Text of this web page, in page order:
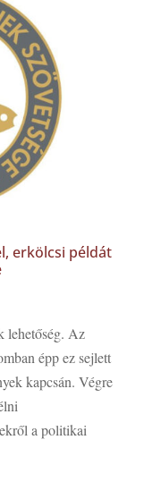
erkölcsi példát
lehetőség. Az
épp ez sejlett
kapcsán. Végre
a politikai